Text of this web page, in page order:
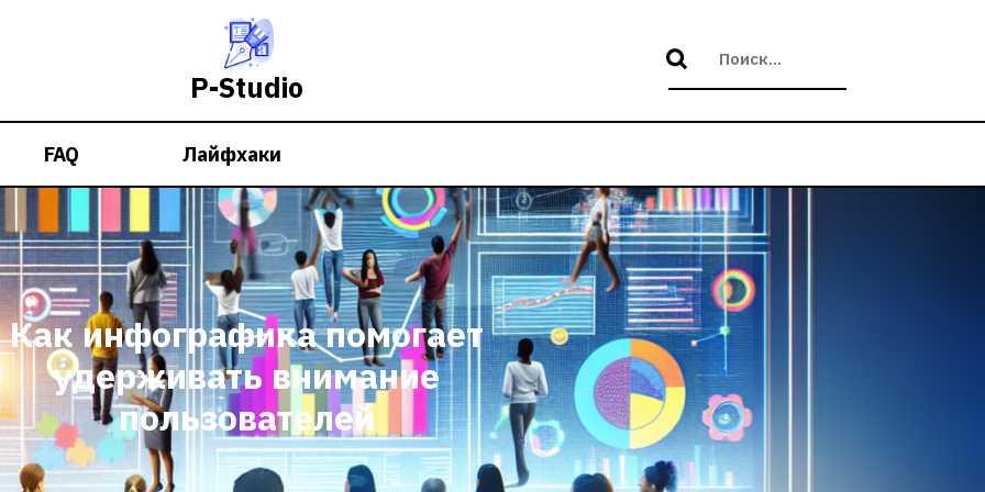
P-Studio
FAQ Лайфхаки
Как инфографика помогает
удерживать внимание
пользователей